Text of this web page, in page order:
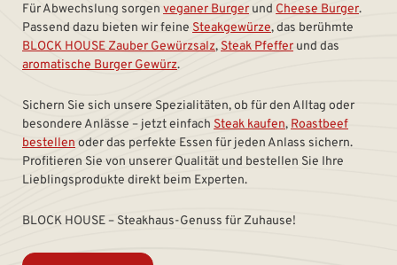
Für Abwechslung sorgen veganer Burgerund Cheese Burger.
Passend dazu bieten wir feine Steakgewürze, das berühmte
BLOCK HOUSE Zauber Gewürzsalz, Steak Pfeffer und das
aromatische Burger Gewürz.
Sichern Sie sich unsere Spezialitäten, ob für den Alltag oder
besondere Anlässe – jetzt einfach Steak kaufen, Roastbeef
bestellen oder das perfekte Essen für jeden Anlass sichern.
Profitieren Sie von unserer Qualität und bestellen Sie Ihre
Lieblingsprodukte direkt beim Experten.
BLOCK HOUSE – Steakhaus-Genuss für Zuhause!